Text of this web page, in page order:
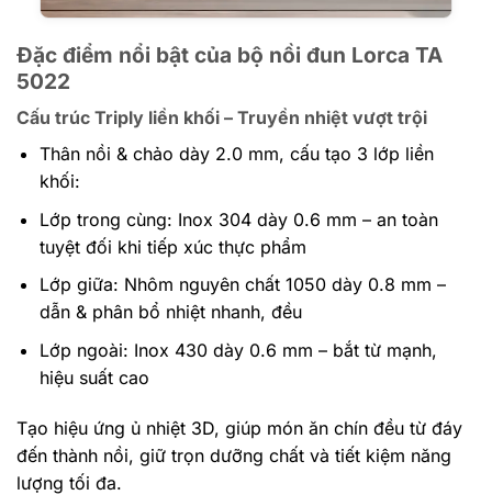
Đặc điểm nổi bật của bộ nồi đun Lorca TA
5022
Cấu trúc Triply liền khối – Truyền nhiệt vượt trội
Thân nồi & chảo dày 2.0 mm, cấu tạo 3 lớp liền
khối:
Lớp trong cùng: Inox 304 dày 0.6 mm – an toàn
tuyệt đối khi tiếp xúc thực phẩm
Lớp giữa: Nhôm nguyên chất 1050 dày 0.8 mm –
dẫn & phân bổ nhiệt nhanh, đều
Lớp ngoài: Inox 430 dày 0.6 mm – bắt từ mạnh,
hiệu suất cao
Tạo hiệu ứng ủ nhiệt 3D, giúp món ăn chín đều từ đáy
đến thành nồi, giữ trọn dưỡng chất và tiết kiệm năng
lượng tối đa.